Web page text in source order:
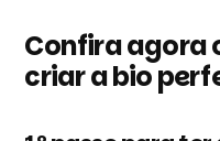
Confira agora
criar a bio